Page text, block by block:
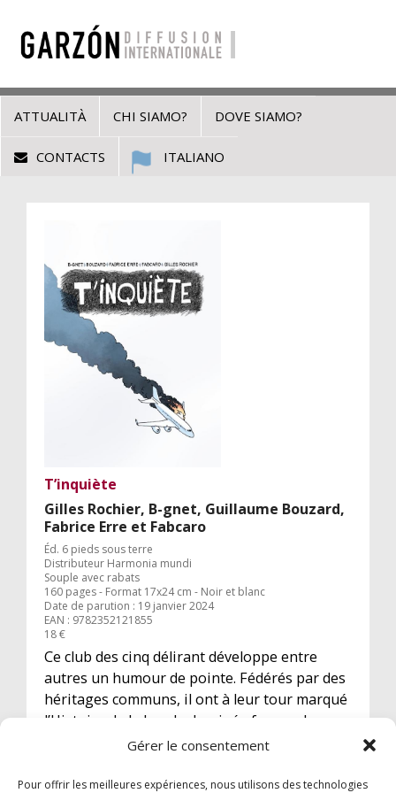
Gérer le consentement
Pour offrir les meilleures expériences, nous utilisons des technologies
ATTUALITÀ CHI SIAMO? DOVE SIAMO?
CONTACTS ITALIANO
T’inquiète
Gilles Rochier, B-gnet, Guillaume Bouzard,
Fabrice Erre et Fabcaro
Éd. 6 pieds sous terre
Distributeur Harmonia mundi
Souple avec rabats
160 pages - Format 17x24 cm - Noir et blanc
Date de parution : 19 janvier 2024
EAN : 9782352121855
18 €
Ce club des cinq délirant développe entre
autres un humour de pointe. Fédérés par des
héritages communs, il ont à leur tour marqué
l’Histoire de la bande dessinée francophone
et sont devenus aujourd’hui des figures